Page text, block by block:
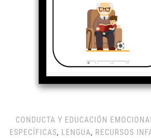
CONDUCTA Y EDUCACIÓN
ESPECÍFICAS, LENGUA, RECURSOS